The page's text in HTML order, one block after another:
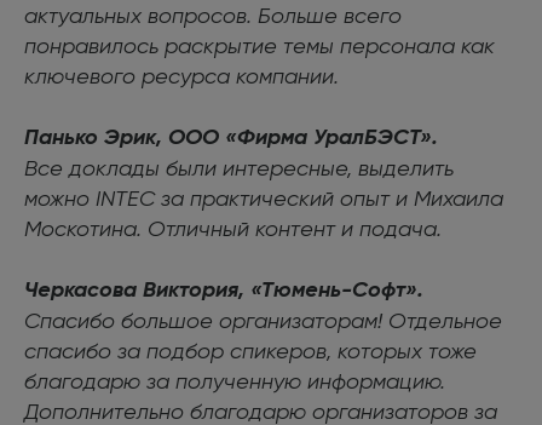
актуальных вопросов. Больше всего
понравилось раскрытие темы персонала как
ключевого ресурса компании.
Панько Эрик, ООО «Фирма УралБЭСТ».
Все доклады были интересные, выделить
можно INTEC за практический опыт и Михаила
Москотина. Отличный контент и подача.
Черкасова Виктория, «Тюмень-Софт».
Спасибо большое организаторам! Отдельное
спасибо за подбор спикеров, которых тоже
благодарю за полученную информацию.
Дополнительно благодарю организаторов за